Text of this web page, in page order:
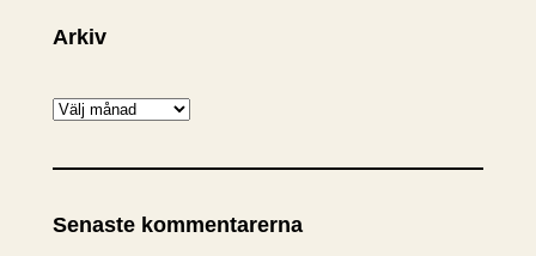
Arkiv
A
k
v
Senaste kommentarerna